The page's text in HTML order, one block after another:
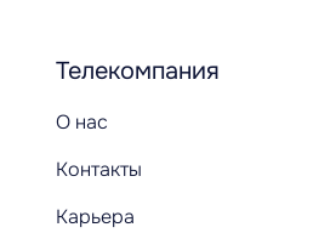
Телекомпания
О нас
Контакты
Карьера